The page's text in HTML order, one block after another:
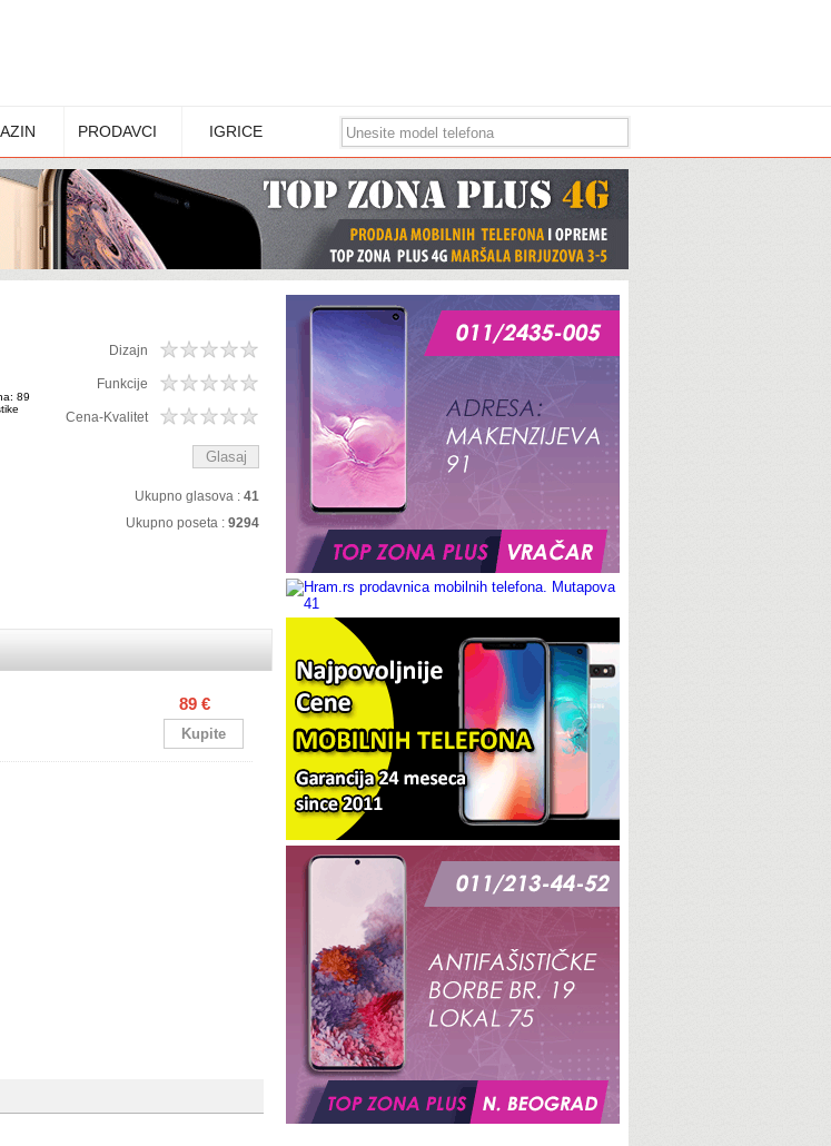
PRODAVCI IGRICE
89
Dizajn
Funkcije
Cena-Kvalitet
Ukupno glasova : 41
Ukupno poseta : 9294
89 €
Kupite